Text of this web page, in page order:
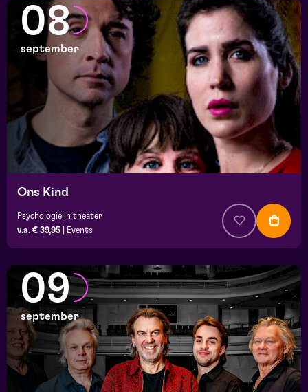
08
september
Ons Kind
Psychologie in theater
v.a. € 39,95
Events
09
september